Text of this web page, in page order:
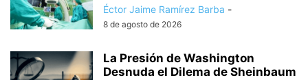
Éctor Jaime Ramírez Barba -
8 de agosto de 2026
La Presión de Washington
Desnuda el Dilema de Sheinbaum